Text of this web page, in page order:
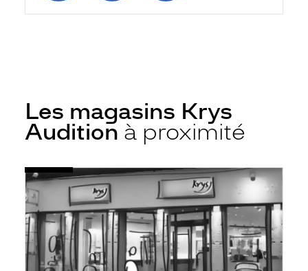
Les magasins Krys
Audition à proximité
Audioprothésiste
Montluel
-
Krys
Audition
Voir
la
fiche